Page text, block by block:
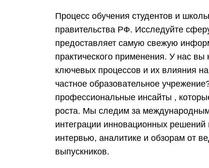
Процесс обучения студентов и
правительства РФ. Исследуйте
предоставляет самую свежую
практического применения. У нас
ключевых процессов и их влияния
частное образовательное
профессиональные инсайты ,
роста. Мы следим за
интеграции инновационных
интервью, аналитике и обзорам от
выпускников.